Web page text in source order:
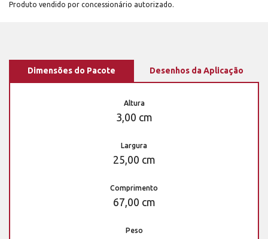
Produto vendido por concessionário autorizado.
Dimensões do Pacote Desenhos da Aplicação
Altura
3,00 cm
Largura
25,00 cm
Comprimento
67,00 cm
Peso